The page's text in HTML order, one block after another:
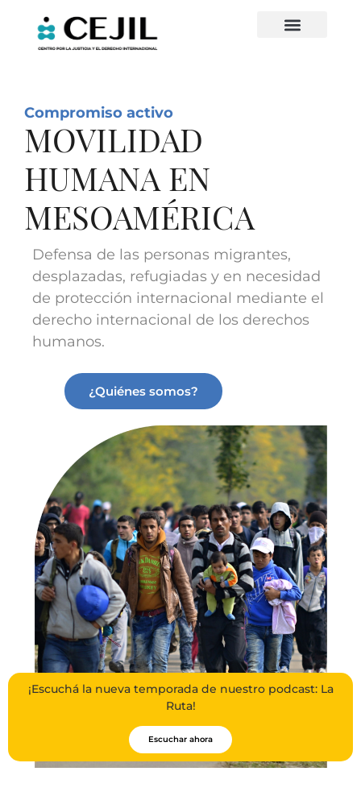
Compromiso activo
MOVILIDAD
HUMANA EN
MESOAMÉRICA
Defensa de las personas migrantes,
desplazadas, refugiadas y en necesidad
de protección internacional mediante el
derecho internacional de los derechos
humanos.
¿Quiénes somos?
¡Escuchá la nueva temporada de nuestro podcast: La
Ruta!
Escuchar ahora